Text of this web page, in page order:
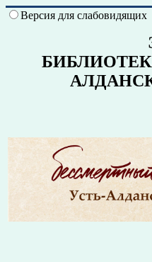
Версия для слабовидящих